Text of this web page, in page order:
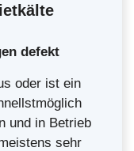
defekt
oder ist ein
und in Betrieb
sehr